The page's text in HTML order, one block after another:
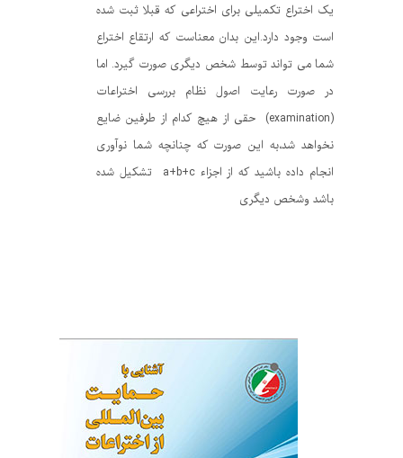
یک اختراع تکمیلی برای اختراعی که قبلا ثبت شده
است وجود دارد.این بدان معناست که ارتقاع اختراع
شما می تواند توسط شخص دیگری صورت گیرد. اما
در صورت رعایت اصول نظام بررسی اختراعات
(examination) حقی از هیچ کدام از طرفین ضایع
نخواهد شد،به این صورت که چنانچه شما نوآوری
انجام داده باشید که از اجزاء a+b+c تشکیل شده
باشد وشخص دیگری